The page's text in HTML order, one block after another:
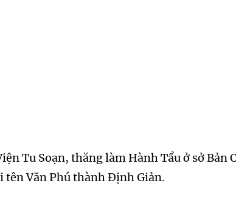
Tu Soạn, thăng làm Hành Tẩu ở sở Bản
tên Văn Phú thành Định Giản.